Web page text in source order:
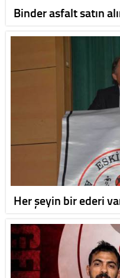
Binder asfalt satın
Her şeyin bir ederi